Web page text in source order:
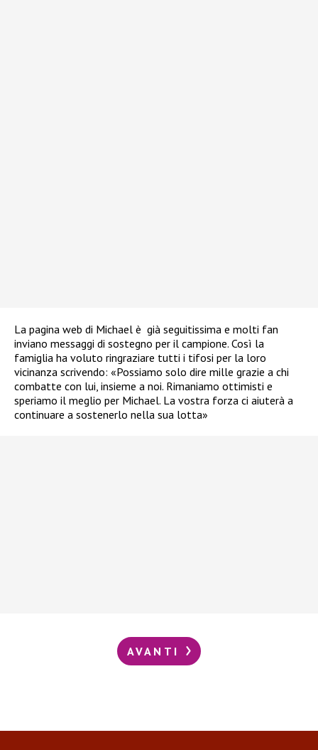
La pagina web di Michael è già seguitissima e molti fan
inviano messaggi di sostegno per il campione. Così la
famiglia ha voluto ringraziare tutti i tifosi per la loro
vicinanza scrivendo: «Possiamo solo dire mille grazie a chi
combatte con lui, insieme a noi. Rimaniamo ottimisti e
speriamo il meglio per Michael. La vostra forza ci aiuterà a
continuare a sostenerlo nella sua lotta»
AVANTI